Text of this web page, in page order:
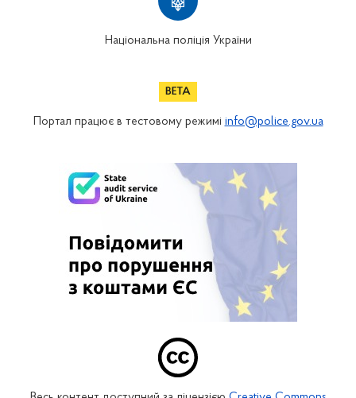
Національна поліція України
Портал працює в тестовому режимі info@police.gov.ua